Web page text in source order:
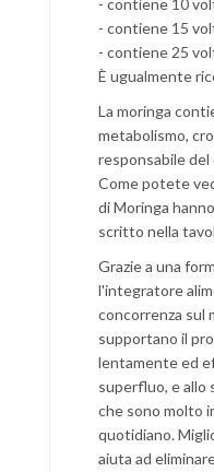
- contiene 10
- contiene 15
- contiene 25
È ugualmente
La moringa
metabolismo,
responsabile
Come potete
di Moringa
scritto nella
Grazie a una
l'integratore
concorrenza sul
supportano il
lentamente ed
superfluo, e allo
che sono molto
quotidiano.
aiuta ad